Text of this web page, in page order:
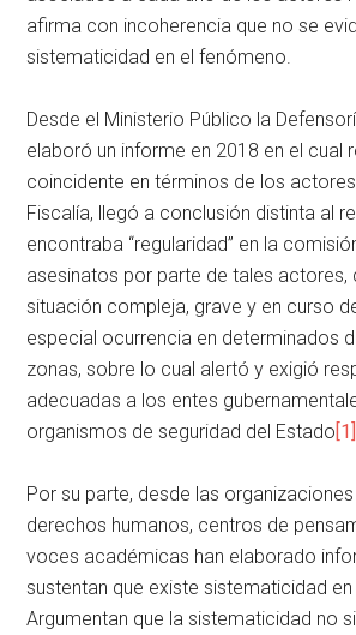
afirma con incoherencia que no se
sistematicidad en el fenómeno.
Desde el Ministerio Público la
elaboró un informe en 2018 en el cual
coincidente en términos de los
Fiscalía, llegó a conclusión distinta al
encontraba “regularidad” en la
asesinatos por parte de tales actores,
situación compleja, grave y en curso
especial ocurrencia en determinados
zonas, sobre lo cual alertó y exigió
adecuadas a los entes
organismos de seguridad del Estado[1]
Por su parte, desde las
derechos humanos, centros de
voces académicas han elaborado
sustentan que existe sistematicidad
Argumentan que la sistematicidad no